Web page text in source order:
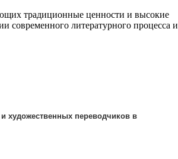
традиционные ценности и высокие
современного литературного процесса и
художественных переводчиков в